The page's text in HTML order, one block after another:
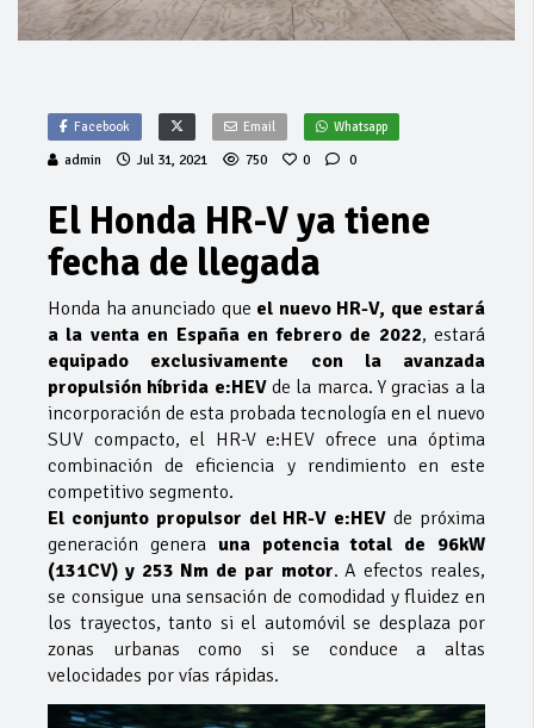
Facebook Email Whatsapp
admin Jul 31, 2021 750 0 0
El Honda HR-V ya tiene
fecha de llegada
Honda ha anunciado que el nuevo HR-V, que estará
a la venta en España en febrero de 2022, estará
equipado exclusivamente con la avanzada
propulsión híbrida e:HEVde la marca. Y gracias a la
incorporación de esta probada tecnología en el nuevo
SUV compacto, el HR-V e:HEV ofrece una óptima
combinación de eficiencia y rendimiento en este
competitivo segmento.
El conjunto propulsor del HR-V e:HEVde próxima
generación genera una potencia total de 96kW
(131CV) y 253 Nm de par motor. A efectos reales,
se consigue una sensación de comodidad y fluidez en
los trayectos, tanto si el automóvil se desplaza por
zonas urbanas como si se conduce a altas
velocidades por vías rápidas.